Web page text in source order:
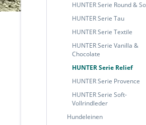
HUNTER Serie Round &
HUNTER Serie Tau
HUNTER Serie Textile
HUNTER Serie Vanilla &
Chocolate
HUNTER Serie Relief
HUNTER Serie Provence
HUNTER Serie Soft-
Vollrindleder
Hundeleinen